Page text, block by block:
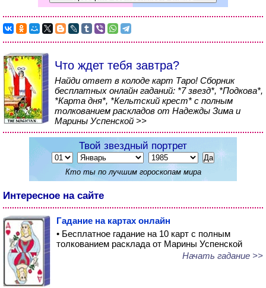
Что ждет тебя завтра?
Найди ответ в колоде карт Таро! Сборник
бесплатных онлайн гаданий: *7 звезд*, *Подкова*,
*Карта дня*, *Кельтский крест* с полным
толкованием раскладов от Надежды Зима и
Марины Успенской >>
Твой звездный портрет
Кто ты по лучшим гороскопам мира
Интересное на сайте
Гадание на картах онлайн
• Бесплатное гадание на 10 карт с полным
толкованием расклада от Марины Успенской
Начать гадание >>